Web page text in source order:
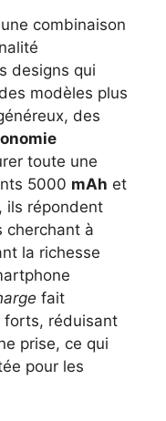
combinaison
designs qui
modèles plus
des
toute une
5000 mAh et
ils répondent
cherchant à
la richesse
fait
forts, réduisant
prise, ce qui
pour les